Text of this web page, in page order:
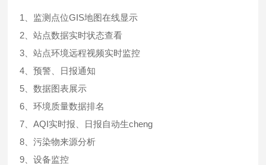
1、监测点位GIS地图在线显示
2、站点数据实时状态查看
3、站点环境远程视频实时监控
4、预警、日报通知
5、数据图表展示
6、环境质量数据排名
7、AQI实时报、日报自动生cheng
8、污染物来源分析
9、设备监控